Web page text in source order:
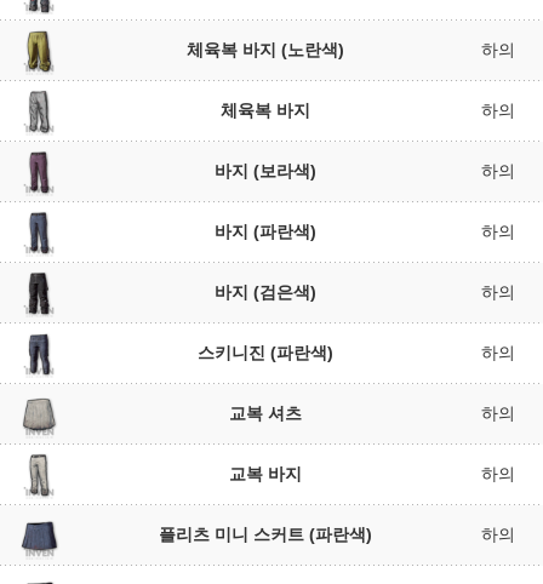
체육복 바지 (노란색) 하의
체육복 바지 하의
바지 (보라색) 하의
바지 (파란색) 하의
바지 (검은색) 하의
스키니진 (파란색) 하의
교복 셔츠 하의
교복 바지 하의
플리츠 미니 스커트 (파란색) 하의